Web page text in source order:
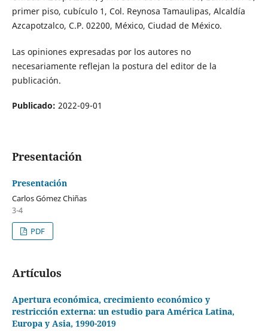
primer piso, cubículo 1, Col. Reynosa Tamaulipas, Alcaldía
Azcapotzalco, C.P. 02200, México, Ciudad de México.
Las opiniones expresadas por los autores no
necesariamente reflejan la postura del editor de la
publicación.
Publicado: 2022-09-01
Presentación
Presentación
Carlos Gómez Chiñas
3-4
PDF
Artículos
Apertura económica, crecimiento económico y
restricción externa: un estudio para América Latina,
Europa y Asia, 1990-2019